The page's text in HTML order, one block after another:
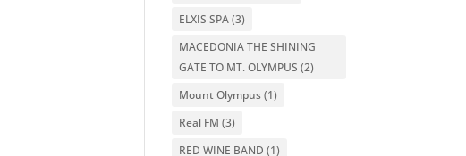
ELXIS SPA(3)
MACEDONIA THE SHINING
GATE TO MT. OLYMPUS (2)
Mount Olympus(1)
Real FM (3)
RED WINE BAND (1)